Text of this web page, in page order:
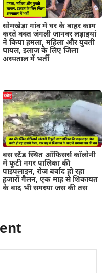
सोमखेड़ा गांव में घर के बाहर काम
करते वक्त जंगली जानवर लड़ाइयां
ने किया हमला, महिला और युवती
घायल, इलाज के लिए जिला
अस्पताल में भर्ती
बस स्टैंड स्थित ऑफिसर्स कॉलोनी
में फूटी नगर पालिका की
पाइपलाइन, रोज बर्बाद हो रहा
हजारों गैलन, एक माह से शिकायत
के बाद भी समस्या जस की तस